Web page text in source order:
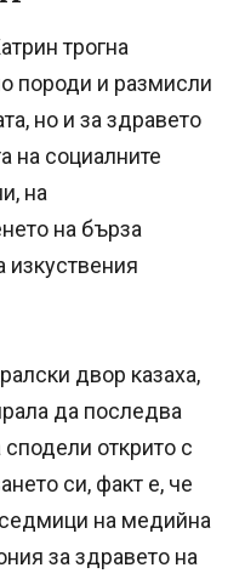
трогна
породи и размисли
но и за здравето
на социалните
на
на бърза
изкуствения
двор казаха,
да последва
открито с
си, факт е, че
на медийна
за здравето на